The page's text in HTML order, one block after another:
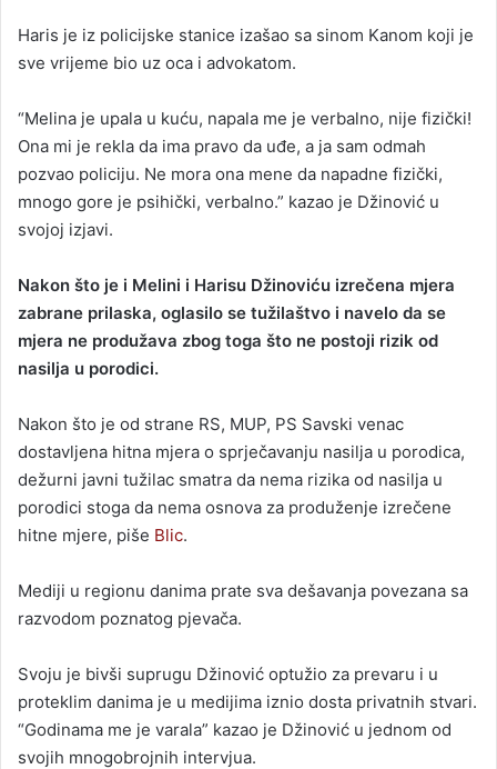
Haris je iz policijske stanice izašao sa sinom Kanom koji je
sve vrijeme bio uz oca i advokatom.
“Melina je upala u kuću, napala me je verbalno, nije fizički!
Ona mi je rekla da ima pravo da uđe, a ja sam odmah
pozvao policiju. Ne mora ona mene da napadne fizički,
mnogo gore je psihički, verbalno.” kazao je Džinović u
svojoj izjavi.
Nakon što je i Melini i Harisu Džinoviću izrečena mjera
zabrane prilaska, oglasilo se tužilaštvo i navelo da se
mjera ne produžava zbog toga što ne postoji rizik od
nasilja u porodici.
Nakon što je od strane RS, MUP, PS Savski venac
dostavljena hitna mjera o sprječavanju nasilja u porodica,
dežurni javni tužilac smatra da nema rizika od nasilja u
porodici stoga da nema osnova za produženje izrečene
hitne mjere, piše Blic.
Mediji u regionu danima prate sva dešavanja povezana sa
razvodom poznatog pjevača.
Svoju je bivši suprugu Džinović optužio za prevaru i u
proteklim danima je u medijima iznio dosta privatnih stvari.
“Godinama me je varala” kazao je Džinović u jednom od
svojih mnogobrojnih intervjua.